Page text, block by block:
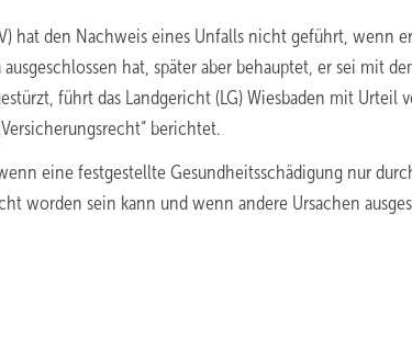
hat den Nachweis eines Unfalls nicht geführt, wenn
hat, später aber behauptet, er sei mit
führt das Landgericht (LG) Wiesbaden mit Urteil
berichtet.
eine festgestellte Gesundheitsschädigung nur
worden sein kann und wenn andere Ursachen